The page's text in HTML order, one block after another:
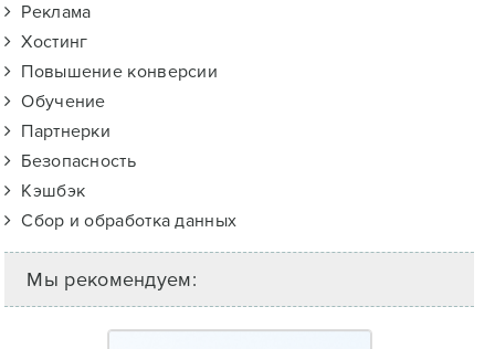
Реклама
Хостинг
Повышение конверсии
Обучение
Партнерки
Безопасность
Кэшбэк
Сбор и обработка данных
Мы рекомендуем: